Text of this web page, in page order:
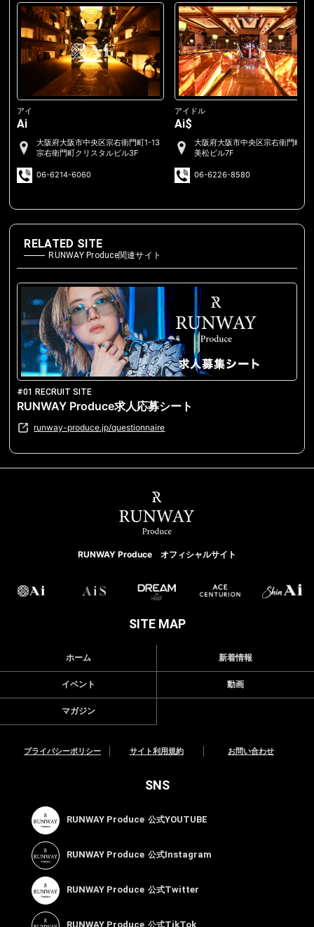
アイ
Ai
大阪府大阪市中央区宗右衛門町1-13
宗右衛門町クリスタルビル3F
06-6214-6060
アイドル
Ai$
大阪府大阪市中央区宗右衛門町2-
美松ビル7F
06-6226-8580
RELATED SITE
RUNWAY Produce関連サイト
#01 RECRUIT SITE
RUNWAY Produce求人応募シート
runway-produce.jp/questionnaire
RUNWAY Produce オフィシャルサイト
SITE MAP
ホーム 新着情報
イベント 動画
マガジン
プライバシーポリシー サイト利用規約 お問い合わせ
SNS
RUNWAY Produce 公式YOUTUBE
RUNWAY Produce 公式Instagram
RUNWAY Produce 公式Twitter
RUNWAY Produce TikTok